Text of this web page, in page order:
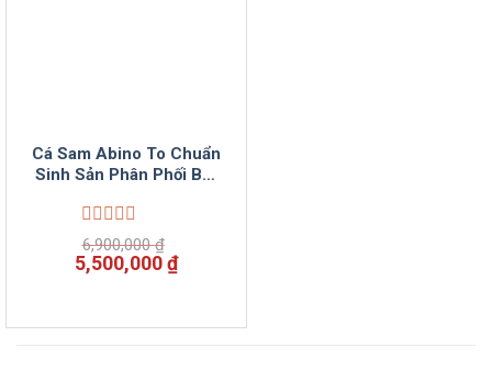
Cá Sam Abino To Chuẩn
Sinh Sản Phân Phối Bởi
Được
xếp
hạng
sao
6,900,000₫
Giá
gốc
6,900,000 ₫.
5,500,000₫Giá
hiện
là: